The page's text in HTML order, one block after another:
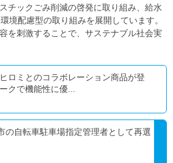
チックごみ削減の啓発に取り組み、給水
境配慮型の取り組みを展開しています。
を刺激することで、サステナブル社会実
ロミとのコラボレーション商品が登
クで機能性に優...
の自転車駐車場指定管理者として再選